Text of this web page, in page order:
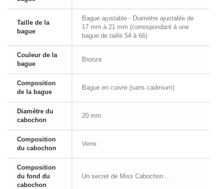
Taille de la
bague
Bague ajustable - Diamètre ajustable de
17 mm à 21 mm (correspondant à une
bague de taille 54 à 66)
Couleur de la
bague
Bronze
Composition
de la bague
Bague en cuivre (sans cadmium)
Diamètre du
cabochon
20 mm
Composition
du cabochon
Verre
Composition
du fond du
cabochon
Un secret de Miss Cabochon...